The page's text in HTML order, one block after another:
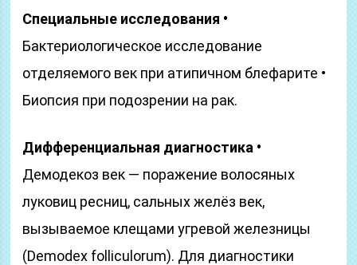
Специальные исследования •
Бактериологическое исследование
отделяемого век при атипичном блефарите •
Биопсия при подозрении на рак.
Дифференциальная диагностика •
Демодекоз век — поражение волосяных
луковиц ресниц, сальных желёз век,
вызываемое клещами угревой железницы
(Demodex folliculorum). Для диагностики